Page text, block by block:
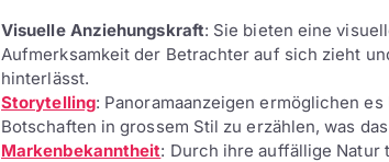
Visuelle Anziehungskraft: Sie bieten eine
Aufmerksamkeit der Betrachter auf sich zieht
hinterlässt.
Storytelling: Panoramaanzeigen ermöglichen
Botschaften in grossem Stil zu erzählen, was
Markenbekanntheit: Durch ihre auffällige Natur